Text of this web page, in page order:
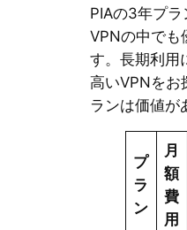
PIAの3年プラ
VPNの中でも
す。長期利用
高いVPNをお
ランは価値が
プ
ラ
ン
月
額
費
用